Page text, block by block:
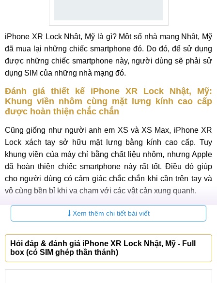
iPhone XR Lock Nhật, Mỹ là gì? Một số nhà mạng Nhật, Mỹ
đã mua lại những chiếc smartphone đó. Do đó, để sử dụng
được những chiếc smartphone này, người dùng sẽ phải sử
dụng SIM của những nhà mạng đó.
Đánh giá thiết kế iPhone XR Lock Nhật, Mỹ:
Khung viền nhôm cùng mặt lưng kính cao cấp
được hoàn thiện chắc chắn
Cũng giống như người anh em XS và XS Max, iPhone XR
Lock xách tay sở hữu mặt lưng bằng kính cao cấp. Tuy
khung viền của máy chỉ bằng chất liệu nhôm, nhưng Apple
đã hoàn thiện chiếc smartphone này rất tốt. Điều đó giúp
cho người dùng có cảm giác chắc chắn khi cần trên tay và
vô cùng bền bỉ khi va chạm với các vật cản xung quanh.
Mặt trước của iPhone XR Lock được trang bị tấm nền IPS
LCD cùng thiết kế tai thỏ tương tự các mẫu XS và XS
Max. Kích thước màn hình của iPhone XR Lock cũng tương
đối lớn, lên tới 6.1 inch. Độ phân giải chỉ đạt HD+ 828 x
Xem thêm chi tiết bài viết
Hỏi đáp & đánh giá iPhone XR Lock Nhật, Mỹ - Full
box (có SIM ghép thần thánh)